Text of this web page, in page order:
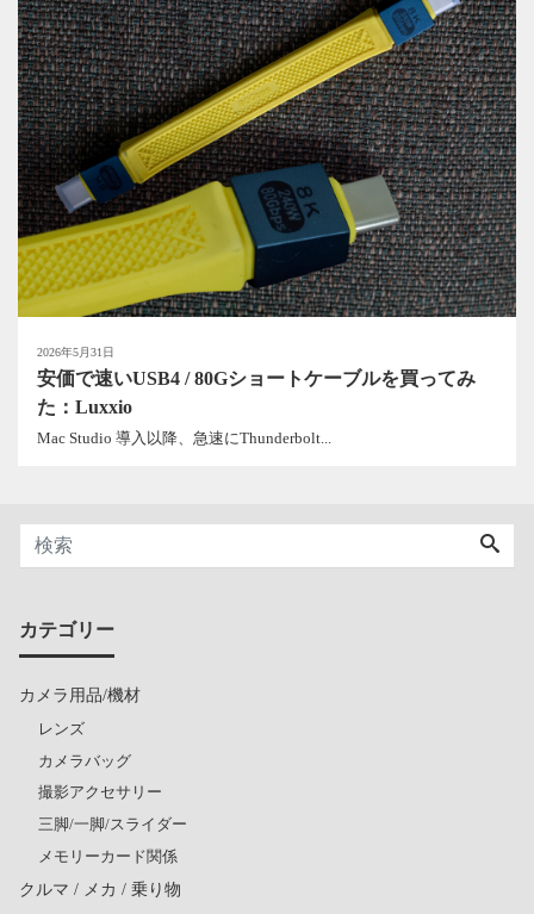
2026年5月31日
安価で速いUSB4 / 80Gショートケーブルを買ってみ
た：Luxxio
Mac Studio 導入以降、急速にThunderbolt...
カテゴリー
カメラ用品/機材
レンズ
カメラバッグ
撮影アクセサリー
三脚/一脚/スライダー
メモリーカード関係
クルマ / メカ / 乗り物